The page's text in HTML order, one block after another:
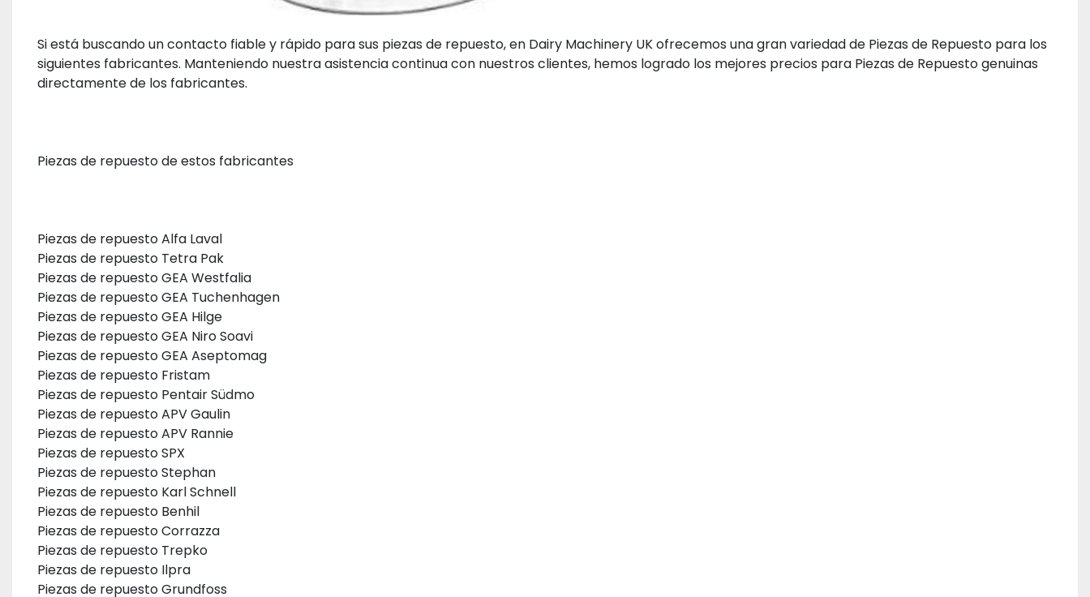
Si está buscando un contacto fiable y rápido para sus piezas de repuesto, en Dairy Machinery UK ofrecemos una gran variedad de Piezas de Repuesto para los
siguientes fabricantes. Manteniendo nuestra asistencia continua con nuestros clientes, hemos logrado los mejores precios para Piezas de Repuesto genuinas
directamente de los fabricantes.
Piezas de repuesto de estos fabricantes
Piezas de repuesto Alfa Laval
Piezas de repuesto Tetra Pak
Piezas de repuesto GEA Westfalia
Piezas de repuesto GEA Tuchenhagen
Piezas de repuesto GEA Hilge
Piezas de repuesto GEA Niro Soavi
Piezas de repuesto GEA Aseptomag
Piezas de repuesto Fristam
Piezas de repuesto Pentair Südmo
Piezas de repuesto APV Gaulin
Piezas de repuesto APV Rannie
Piezas de repuesto SPX
Piezas de repuesto Stephan
Piezas de repuesto Karl Schnell
Piezas de repuesto Benhil
Piezas de repuesto Corrazza
Piezas de repuesto Trepko
Piezas de repuesto Ilpra
Piezas de repuesto Grundfoss